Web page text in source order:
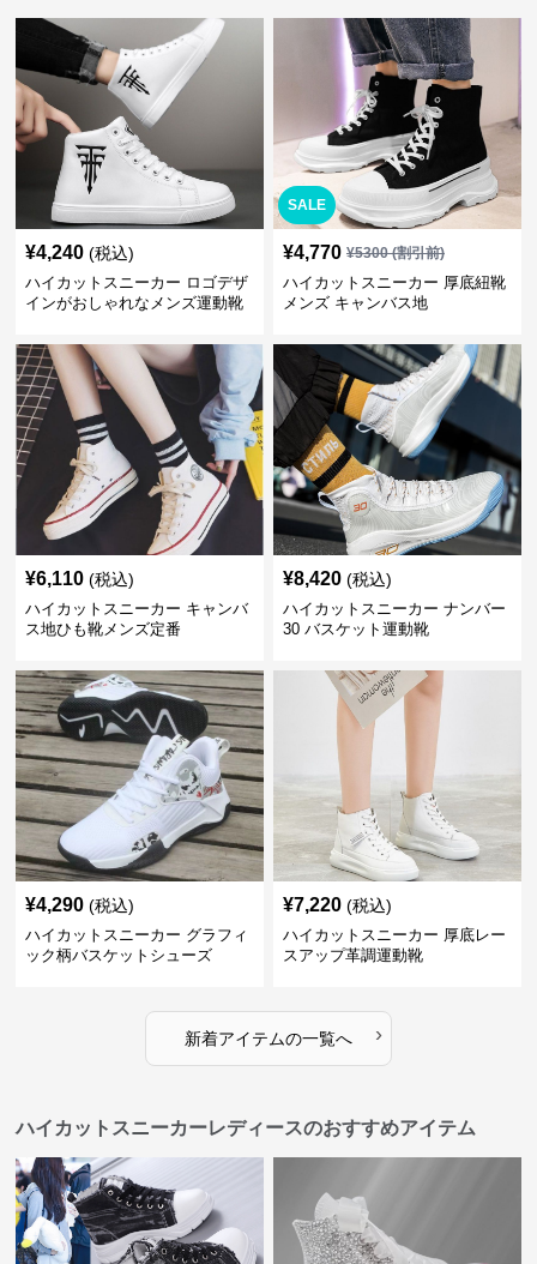
¥4,240 (税込)
ハイカットスニーカー ロゴデザ
インがおしゃれなメンズ運動靴
SALE
¥4,770 ¥5300(割引前)
ハイカットスニーカー 厚底紐靴
メンズ キャンバス地
¥6,110 (税込)
ハイカットスニーカー キャンバ
ス地ひも靴メンズ定番
¥8,420 (税込)
ハイカットスニーカー ナンバー
30 バスケット運動靴
¥4,290 (税込)
ハイカットスニーカー グラフィ
ック柄バスケットシューズ
¥7,220 (税込)
ハイカットスニーカー 厚底レー
スアップ革調運動靴
新着アイテムの一覧へ ›
ハイカットスニーカーレディースのおすすめアイテム